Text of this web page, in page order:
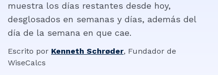
muestra los días restantes desde hoy,
desglosados en semanas y días, además del
día de la semana en que cae.
Escrito por Kenneth Schrøder, Fundador de
WiseCalcs